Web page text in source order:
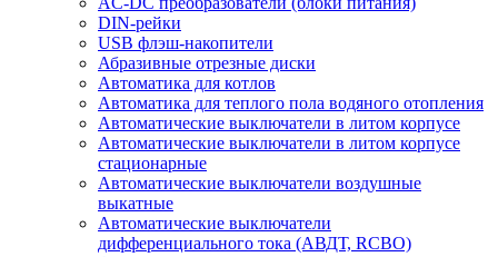
DIN-рейки
USB флэш-накопители
Абразивные отрезные диски
Автоматика для котлов
Автоматика для теплого пола водяного отопления
Автоматические выключатели в литом корпусе
Автоматические выключатели в литом корпусе
стационарные
Автоматические выключатели воздушные
выкатные
Автоматические выключатели
дифференциального тока (АВДТ, RCBO)